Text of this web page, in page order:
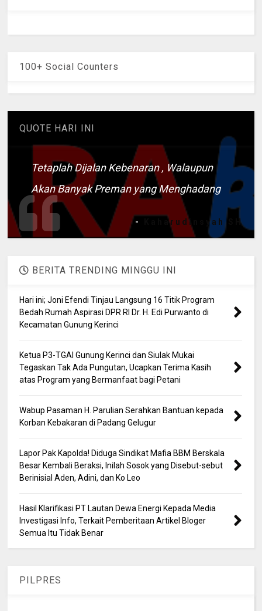
100+ Social Counters
QUOTE HARI INI
Tetaplah Dijalan Kebenaran , Walaupun
Akan Banyak Preman yang Menghadang
- Kaharudinsyah SH
BERITA TRENDING MINGGU INI
Hari ini; Joni Efendi Tinjau Langsung 16 Titik Program
Bedah Rumah Aspirasi DPR RI Dr. H. Edi Purwanto di
Kecamatan Gunung Kerinci
Ketua P3-TGAI Gunung Kerinci dan Siulak Mukai
Tegaskan Tak Ada Pungutan, Ucapkan Terima Kasih
atas Program yang Bermanfaat bagi Petani
Wabup Pasaman H. Parulian Serahkan Bantuan kepada
Korban Kebakaran di Padang Gelugur
Lapor Pak Kapolda! Diduga Sindikat Mafia BBM Berskala
Besar Kembali Beraksi, Inilah Sosok yang Disebut-sebut
Berinisial Aden, Adini, dan Ko Leo
Hasil Klarifikasi PT Lautan Dewa Energi Kepada Media
Investigasi Info, Terkait Pemberitaan Artikel Bloger
Semua Itu Tidak Benar
PILPRES